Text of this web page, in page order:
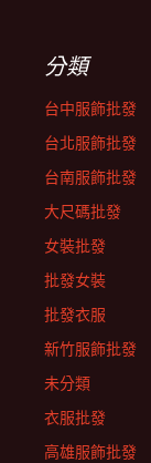
分類
台中服飾批發
台北服飾批發
台南服飾批發
大尺碼批發
女裝批發
批發女裝
批發衣服
新竹服飾批發
未分類
衣服批發
高雄服飾批發